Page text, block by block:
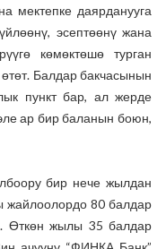
мектепке даярданууга
эсептөөнү жана
көмөктөшө турган
Балдар бакчасынын
пункт бар, ал жерде
ар бир баланын боюн,
бир нече жылдан
жайлоолордо 80 балдар
Өткөн жылы 35 балдар